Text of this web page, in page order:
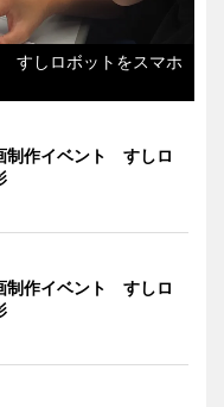
すしロボットをスマホ
制作イベント すしロ
制作イベント すしロ